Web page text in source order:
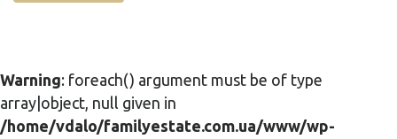
Warning: foreach() argument must be of type
array|object, null given in
/home/vdalo/familyestate.com.ua/www/wp-